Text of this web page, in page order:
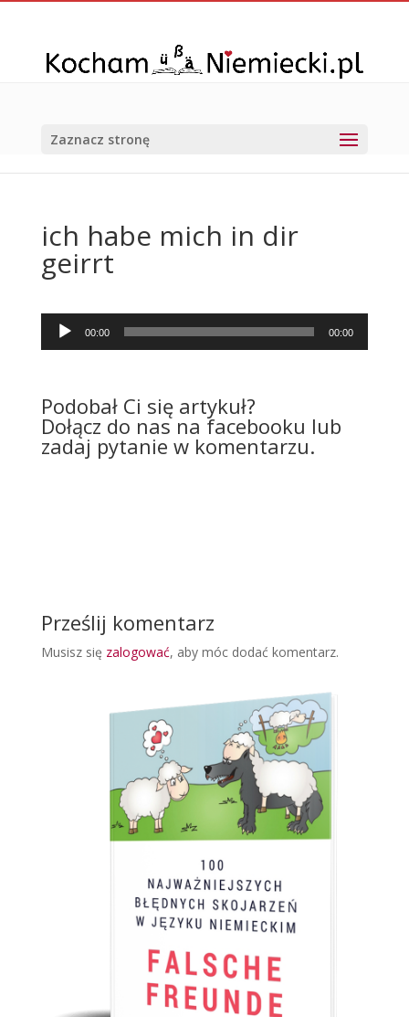
Zaznacz stronę
ich habe mich in dir
geirrt
Odtwarzacz
plików
00:00 00:00
Podobał Ci się artykuł?
Dołącz do nas na facebooku lub
zadaj pytanie w komentarzu.
Prześlij komentarz
Musisz się zalogować, aby móc dodać komentarz.